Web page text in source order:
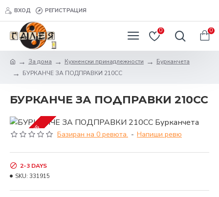
ВХОД РЕГИСТРАЦИЯ
0 0
За дома Кухненски принадлежности
Бурканчета
БУРКАНЧЕ ЗА ПОДПРАВКИ 210CC
БУРКАНЧЕ ЗА ПОДПРАВКИ 210CC
2-3 DAYS Базиран на 0 ревюта. - Напиши ревю
2-3 DAYS
SKU: 331915